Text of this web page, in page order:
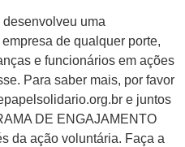
uma
de qualquer porte,
e funcionários em ações
Para saber mais, por favor
e juntos
DE ENGAJAMENTO
da ação voluntária. Faça a